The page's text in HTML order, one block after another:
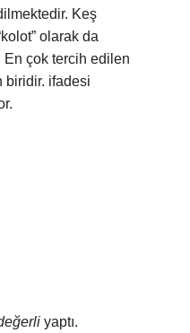
Keş
olarak da
En çok tercih edilen
biridir. ifadesi
yaptı.